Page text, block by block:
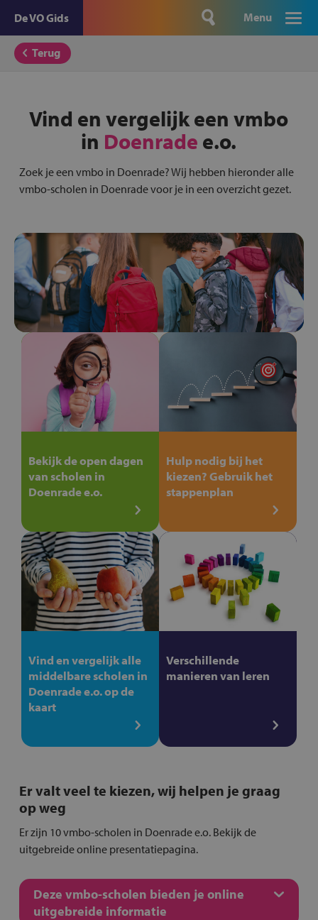
De VO Gids Menu
Terug
Vind en vergelijk een vmbo
in Doenrade e.o.
Zoek je een vmbo in Doenrade? Wij hebben hieronder alle
vmbo-scholen in Doenrade voor je in een overzicht gezet.
Bekijk de open dagen
van scholen in
Doenrade e.o.
Hulp nodig bij het
kiezen? Gebruik het
stappenplan
Vind en vergelijk alle
middelbare scholen in
Doenrade e.o. op de
kaart
Verschillende
manieren van leren
Er valt veel te kiezen, wij helpen je graag
op weg
Er zijn 10 vmbo-scholen in Doenrade e.o. Bekijk de
uitgebreide online presentatiepagina.
Deze vmbo-scholen bieden je online
uitgebreide informatie